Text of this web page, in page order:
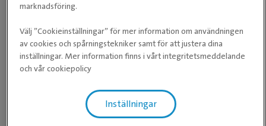
marknadsföring.
Välj ”Cookieinställningar” för mer information om användningen
av cookies och spårningstekniker samt för att justera dina
inställningar. Mer information finns i vårt integritetsmeddelande
och vår cookiepolicy
Inställningar